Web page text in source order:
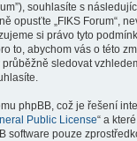
souhlasíte s
opusťte „FIKS Forum“,
si právo tyto
to, abychom vás o této
sledovat
phpBB, což je řešení
Public License“ a
software pouze